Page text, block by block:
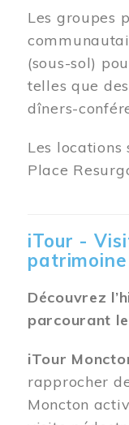
Les groupes
(sous-sol)
telles que
dîners-
Les locations
Place
iTour -
Découvrez
parcourant
iTour
rapprocher
Moncton